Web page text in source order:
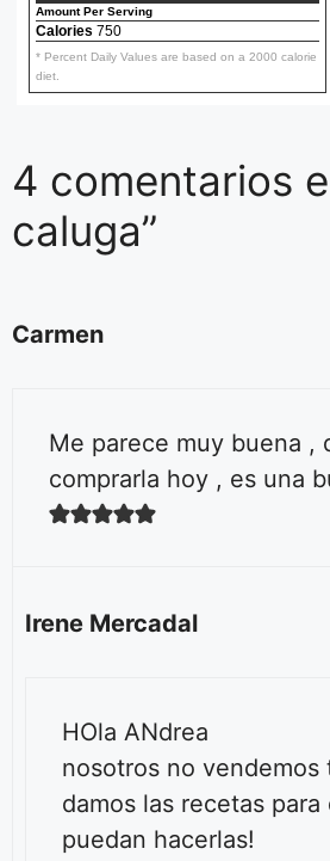
Amount Per Serving
Calories 750
* Percent Daily Values are based on a 2000 calorie
diet.
4 comentarios
caluga”
Carmen
Me parece muy buena ,
comprarla hoy , es una
Irene Mercadal
HOla ANdrea
nosotros no vendemos
damos las recetas
puedan hacerlas!